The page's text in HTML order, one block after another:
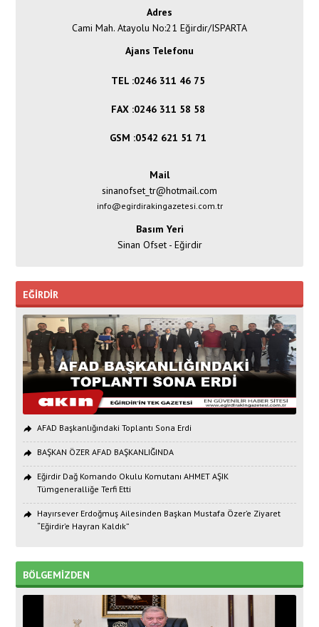
Adres
Cami Mah. Atayolu No:21 Eğirdir/ISPARTA
Ajans Telefonu
TEL :0246 311 46 75
FAX :0246 311 58 58
GSM :0542 621 51 71
Mail
sinanofset_tr@hotmail.com
info@egirdirakingazetesi.com.tr
Basım Yeri
Sinan Ofset - Eğirdir
EĞİRDİR
AFAD Başkanlığındaki Toplantı Sona Erdi
BAŞKAN ÖZER AFAD BAŞKANLIĞINDA
Eğirdir Dağ Komando Okulu Komutanı AHMET AŞIK
Tümgeneralliğe Terfi Etti
Hayırsever Erdoğmuş Ailesinden Başkan Mustafa Özer’e Ziyaret
“Eğirdir’e Hayran Kaldık”
BÖLGEMİZDEN